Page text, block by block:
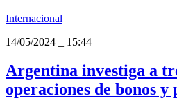
Internacional
14/05/2024
15:44
Argentina investiga a
operaciones de bonos y